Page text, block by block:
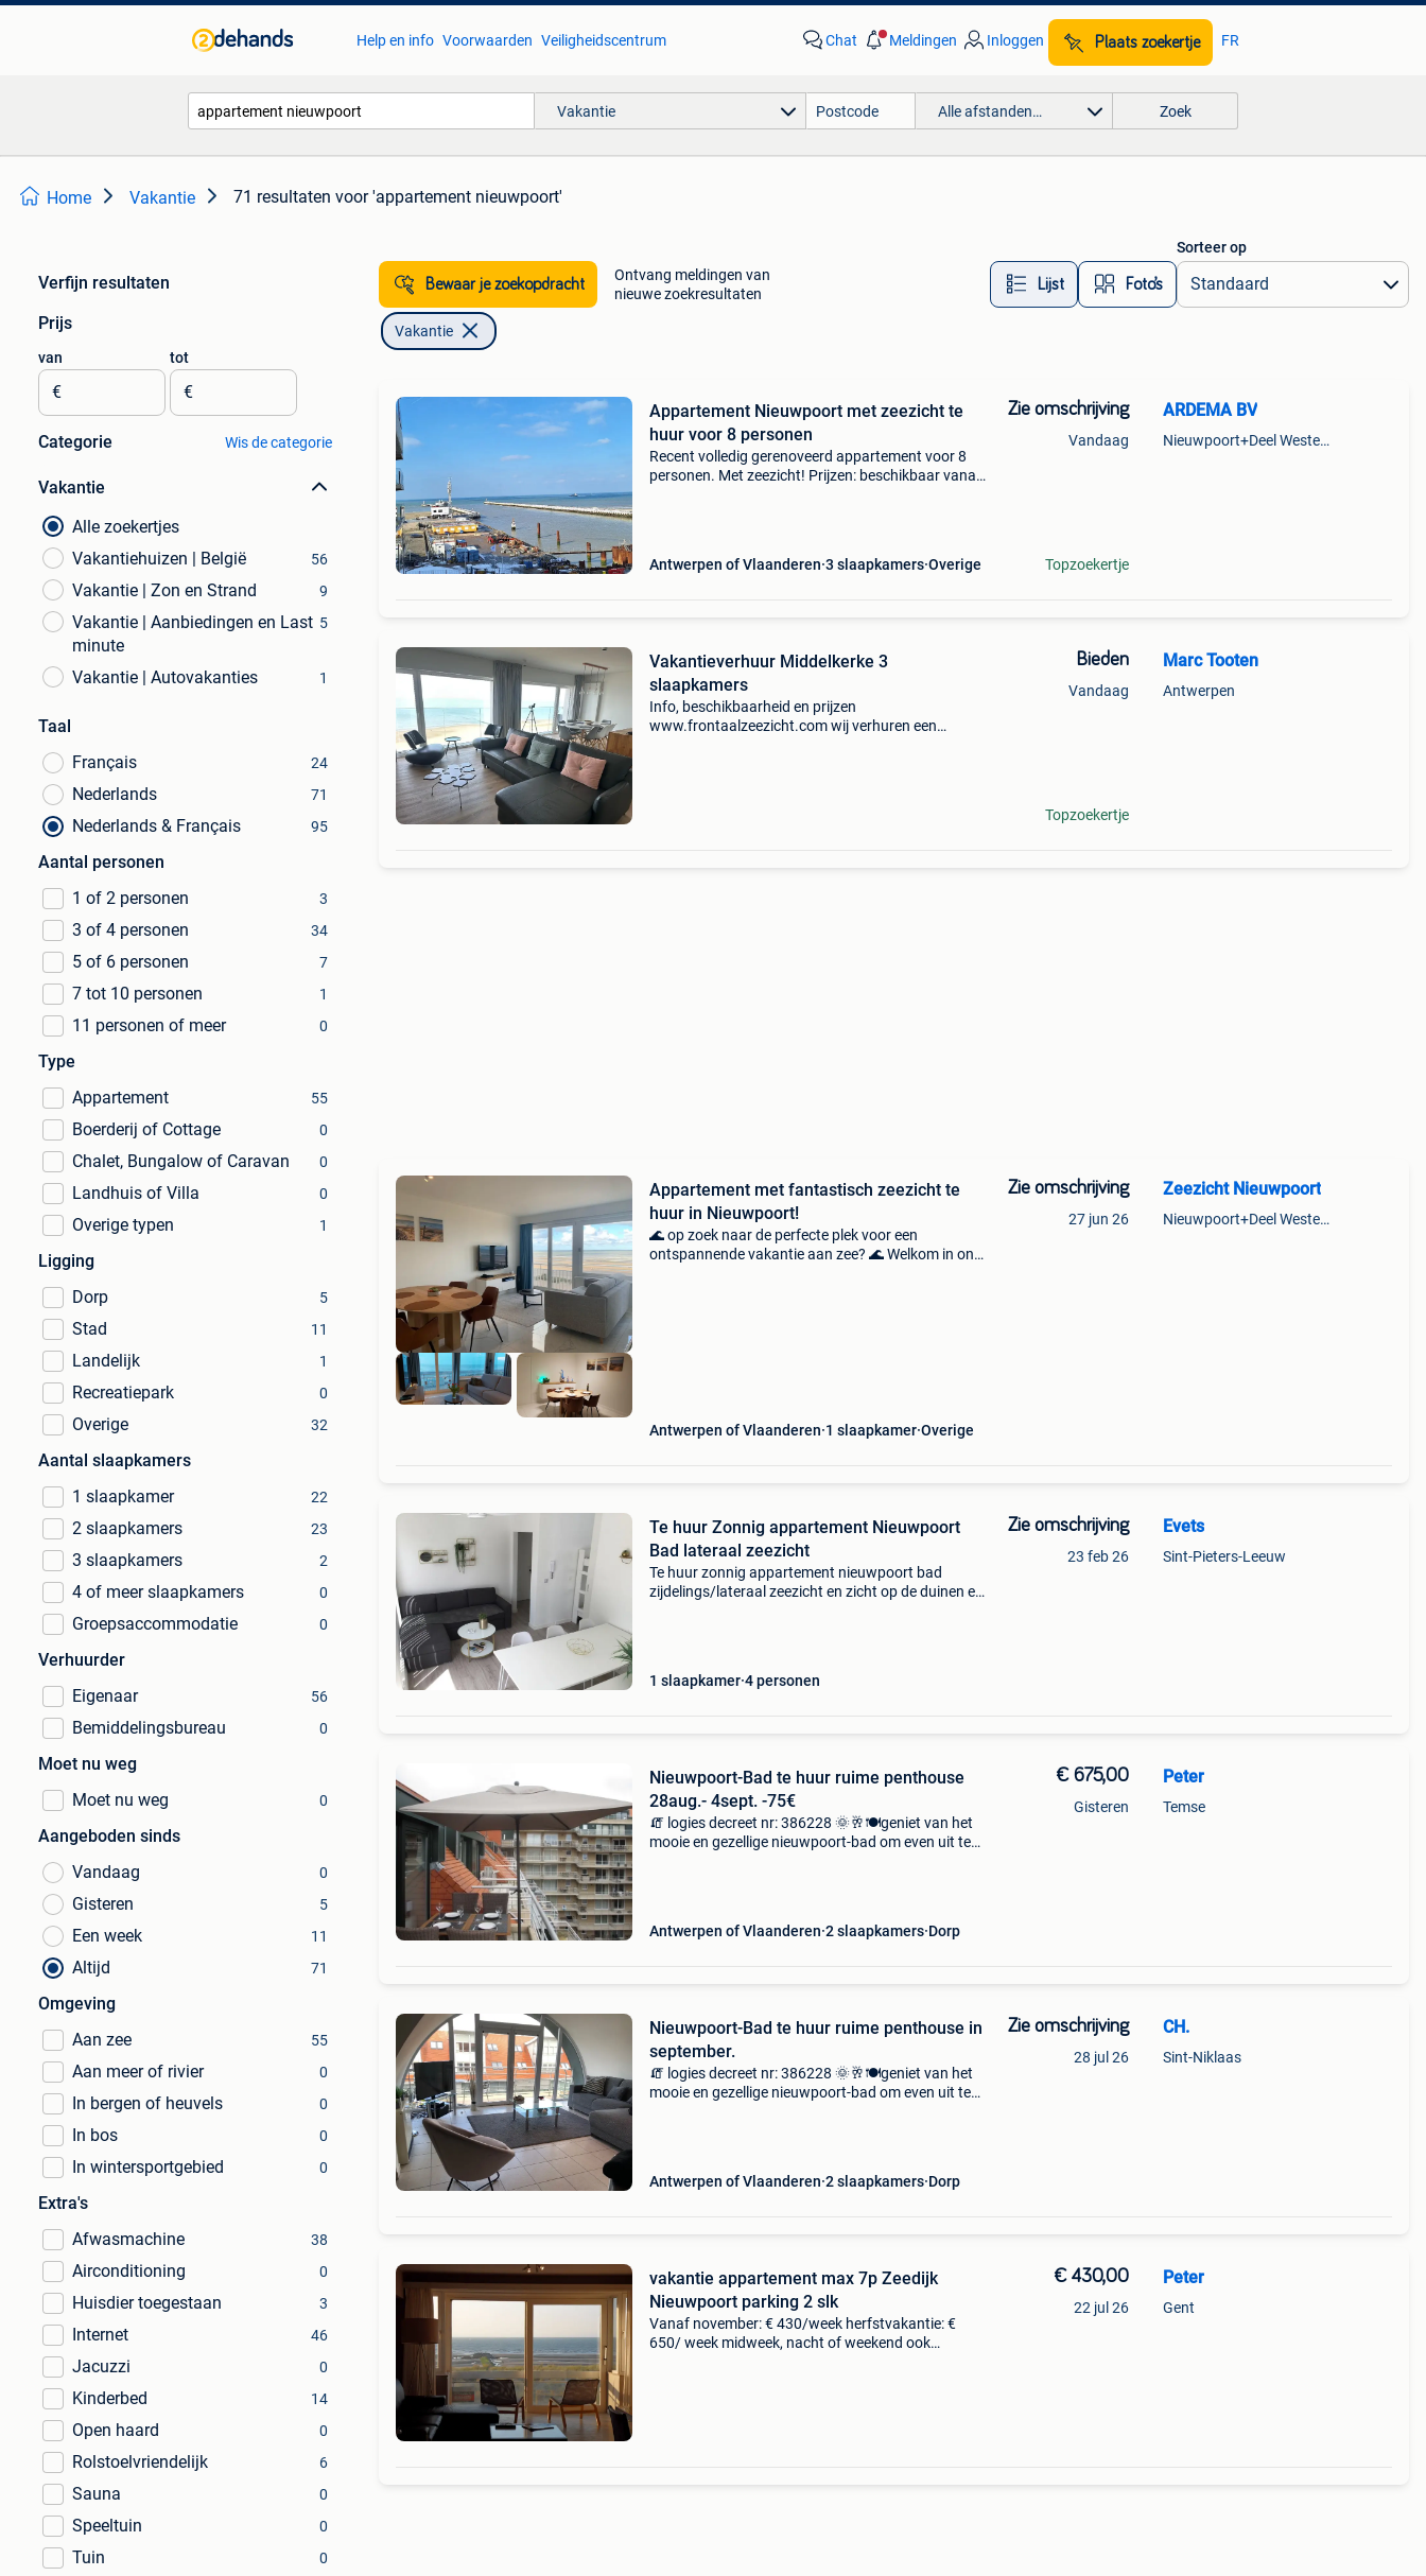
Help en info Voorwaarden Veiligheidscentrum Chat Meldingen Inloggen Plaats zoekertje FR
Vakantie Alle afstanden… Zoek
Home Vakantie 71 resultaten voor 'appartement nieuwpoort'
Verfijn resultaten
Prijs
van
€
tot
€
Categorie Wis de categorie
Vakantie
Alle zoekertjes
Vakantiehuizen | België
56
Vakantie | Zon en Strand 9
Vakantie | Aanbiedingen en Last
minute
5
Vakantie | Autovakanties 1
Taal
Français
24
Nederlands 71
Nederlands & Français 95
Aantal personen
1 of 2 personen
3
3 of 4 personen 34
5 of 6 personen 7
7 tot 10 personen 1
11 personen of meer 0
Type
Appartement
55
Boerderij of Cottage 0
Chalet, Bungalow of Caravan 0
Landhuis of Villa 0
Overige typen 1
Ligging
Dorp
5
Stad 11
Landelijk 1
Recreatiepark 0
Overige 32
Aantal slaapkamers
1 slaapkamer
22
2 slaapkamers 23
3 slaapkamers 2
4 of meer slaapkamers 0
Groepsaccommodatie 0
Verhuurder
Eigenaar
56
Bemiddelingsbureau 0
Moet nu weg
Moet nu weg
0
Aangeboden sinds
Vandaag
0
Gisteren 5
Een week 11
Altijd 71
Omgeving
Aan zee
55
Aan meer of rivier 0
In bergen of heuvels 0
In bos 0
In wintersportgebied 0
Extra's
Afwasmachine
38
Airconditioning 0
Huisdier toegestaan 3
Internet 46
Jacuzzi 0
Kinderbed 14
Open haard 0
Rolstoelvriendelijk 6
Sauna 0
Speeltuin 0
Tuin 0
Bewaar je zoekopdracht
Ontvang meldingen van
nieuwe zoekresultaten
Lijst Foto’s
Sorteer op
Vakantie
Appartement Nieuwpoort met zeezicht te
huur voor 8 personen
Recent volledig gerenoveerd appartement voor 8
personen. Met zeezicht! Prijzen: beschikbaar vanaf
Antwerpen of Vlaanderen 3 slaapkamers Overige
Zie omschrijving
Vandaag
Topzoekertje
ARDEMA BV
Nieuwpoort+Deel Westende
Vakantieverhuur Middelkerke 3
slaapkamers
Info, beschikbaarheid en prijzen
www.frontaalzeezicht.com wij verhuren een
Bieden
Vandaag
Topzoekertje
Marc Tooten
Antwerpen
Appartement met fantastisch zeezicht te
huur in Nieuwpoort!
🌊 op zoek naar de perfecte plek voor een
ontspannende vakantie aan zee? 🌊 Welkom in ons
Antwerpen of Vlaanderen 1 slaapkamer Overige
Zie omschrijving
27 jun 26
Zeezicht Nieuwpoort
Nieuwpoort+Deel Westende
Te huur Zonnig appartement Nieuwpoort
Bad lateraal zeezicht
Te huur zonnig appartement nieuwpoort bad
zijdelings/lateraal zeezicht en zicht op de duinen en
1 slaapkamer 4 personen
Zie omschrijving
23 feb 26
Evets
Sint-Pieters-Leeuw
Nieuwpoort-Bad te huur ruime penthouse
28aug.- 4sept. -75€
🧯 logies decreet nr: 386228 🌞🥂🍽geniet van het
mooie en gezellige nieuwpoort-bad om even uit te
Antwerpen of Vlaanderen 2 slaapkamers Dorp
€ 675,00
Gisteren
Peter
Temse
Nieuwpoort-Bad te huur ruime penthouse in
september.
🧯 logies decreet nr: 386228 🌞🥂🍽geniet van het
mooie en gezellige nieuwpoort-bad om even uit te
Antwerpen of Vlaanderen 2 slaapkamers Dorp
Zie omschrijving
28 jul 26
CH.
Sint-Niklaas
vakantie appartement max 7p Zeedijk
Nieuwpoort parking 2 slk
Vanaf november: € 430/week herfstvakantie: €
650/ week midweek, nacht of weekend ook
€ 430,00
22 jul 26
Peter
Gent